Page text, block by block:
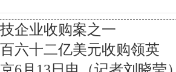
企业收购案之一
六十二亿美元收购领英